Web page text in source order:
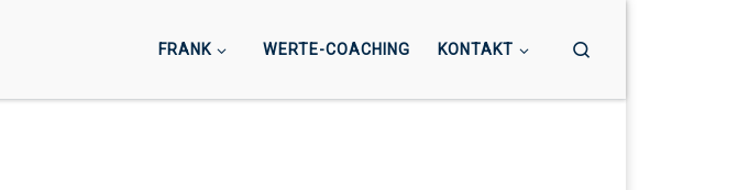
FRANK WERTE-COACHING KONTAKT